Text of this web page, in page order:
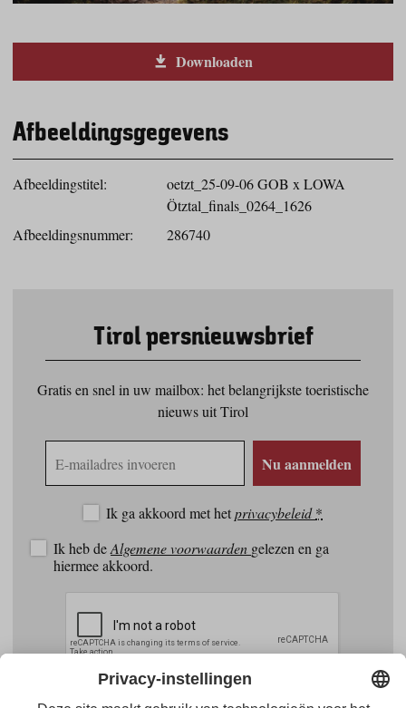
Downloaden
Afbeeldingsgegevens
Afbeeldingstitel:
oetzt_25-09-06 GOB x LOWA
Ötztal_finals_0264_1626
Afbeeldingsnummer:
286740
Tirol persnieuwsbrief
Gratis en snel in uw mailbox: het belangrijkste toeristische
nieuws uit Tirol
mailadres
Nu aanmelden
Ik ga akkoord met hetprivacybeleid*
Ik heb deAlgemene voorwaarden gelezen en ga
hiermee akkoord.